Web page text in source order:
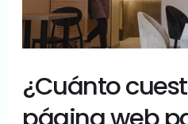
¿Cuánto
para
un
negocio
pequeño?